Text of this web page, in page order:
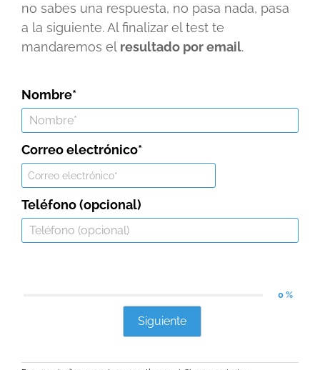
no sabes una respuesta, no pasa nada, pasa
a la siguiente. Al finalizar el test te
mandaremos el resultado por email.
Nombre*
Correo electrónico*
Teléfono (opcional)
0 %
Siguiente